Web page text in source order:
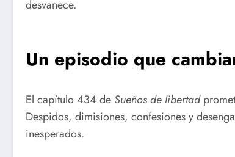
desvanece.
Un episodio que
El capítulo 434 de Sueños de libertad
Despidos, dimisiones, confesiones y
inesperados.